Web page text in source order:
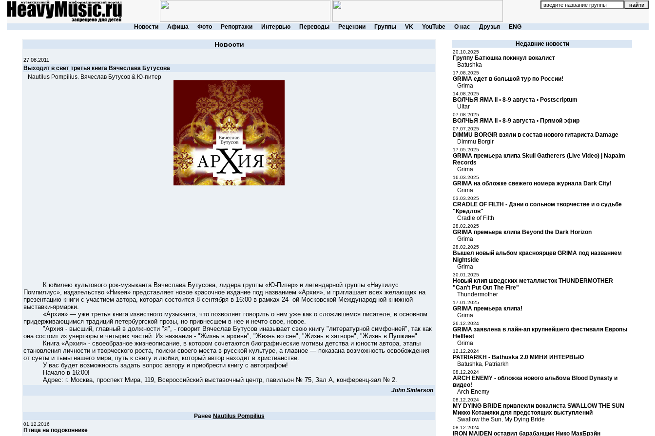
Новости Афиша Фото Репортажи Интервью Переводы Рецензии Группы VK YouTube О нас Друзья ENG
Новости
27.08.2011
Выходит в свет третья книга Вячеслава Бутусова
Nautilus Pompilius Вячеслав Бутусов & Ю-питер
К юбилею культового рок-музыканта Вячеслава Бутусова, лидера группы «Ю-Питер» и легендарной группы «Наутилус
Помпилиус», издательство «Никея» представляет новое красочное издание под названием «Архия», и приглашает всех желающих на
презентацию книги с участием автора, которая состоится 8 сентября в 16:00 в рамках 24 -ой Московской Международной книжной
выставки-ярмарки.
«Архия» — уже третья книга известного музыканта, что позволяет говорить о нем уже как о сложившемся писателе, в основном
придерживающимся традиций петербургской прозы, но привнесшем в нее и нечто свое, новое.
"Архия - высший, главный в должности "я", - говорит Вячеслав Бутусов иназывает свою книгу "литературной симфонией", так как
она состоит из увертюры и четырёх частей. Их названия - "Жизнь в архиве", "Жизнь во сне", "Жизнь в затворе", "Жизнь в Пушкине".
Книга «Архия» - своеобразное жизнеописание, в котором сочетаются биографические мотивы детства и юности автора, этапы
становления личности и творческого роста, поиски своего места в русской культуре, а главное — показана возможность освобождения
от суеты и тьмы нашего мира, путь к свету и любви, который автор находит в христианстве.
У вас будет возможность задать вопрос автору и приобрести книгу с автографом!
Начало в 16:00!
Адрес: г. Москва, проспект Мира, 119, Всероссийский выставочный центр, павильон № 75, Зал А, конференц-зал № 2.
John Sinterson
Ранее Nautilus Pompilius
01.12.2016
Птица на подоконнике
Недавние новости
20.10.2025
Группу Батюшка покинул вокалист
Batushka
17.08.2025
GRIMA едет в большой тур по России!
Grima
14.08.2025
ВОЛЧЬЯ ЯМА II • 8-9 августа • Postscriptum
Ultar
07.08.2025
ВОЛЧЬЯ ЯМА II • 8-9 августа • Прямой эфир
07.07.2025
DIMMU BORGIR взяли в состав нового гитариста Damage
Dimmu Borgir
17.05.2025
GRIMA премьера клипа Skull Gatherers (Live Video) | Napalm
Records
Grima
16.03.2025
GRIMA на обложке свежего номера журнала Dark City!
Grima
03.03.2025
CRADLE OF FILTH - Дэни о сольном творчестве и о судьбе
"Кредлов"
Cradle of Filth
28.02.2025
GRIMA премьера клипа Beyond the Dark Horizon
Grima
28.02.2025
Вышел новый альбом красноярцев GRIMA под названием
Nightside
Grima
30.01.2025
Новый клип шведских металлисток THUNDERMOTHER
"Can’t Put Out The Fire"
Thundermother
17.01.2025
GRIMA премьера клипа!
Grima
26.12.2024
GRIMA заявлена в лайн-ап крупнейшего фестиваля Европы
Hellfest
Grima
12.12.2024
PATRIARKH - Bathuska 2.0 МИНИ ИНТЕРВЬЮ
Batushka Patriarkh
08.12.2024
ARCH ENEMY - обложка нового альбома Blood Dynasty и
видео!
Arch Enemy
08.12.2024
MY DYING BRIDE привлекли вокалиста SWALLOW THE SUN
Микко Котамяки для предстоящих выступлений
Swallow the Sun
My Dying Bride
08.12.2024
IRON MAIDEN оставил барабанщик Нико МакБрэйн